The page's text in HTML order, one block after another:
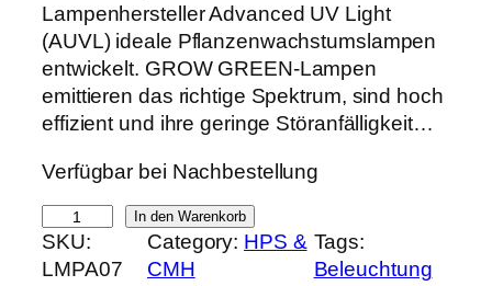
r
ü
n
g
l
c
h
e
r
e
l
l
e
r
r
e
i
s
Lampenhersteller Advanced UV Light
(AUVL) ideale Pflanzenwachstumslampen
entwickelt. GROW GREEN-Lampen
emittieren das richtige Spektrum, sind hoch
effizient und ihre geringe Störanfälligkeit…
Verfügbar bei Nachbestellung
U
V
In den Warenkorb
SKU:
LMPA07
Category: HPS &
CMH
Tags:
Beleuchtung